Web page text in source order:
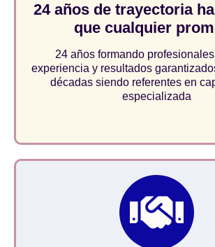
24 años de trayectoria
que cualquier
24 años formando
experiencia y resultados
décadas siendo referentes en
especializada